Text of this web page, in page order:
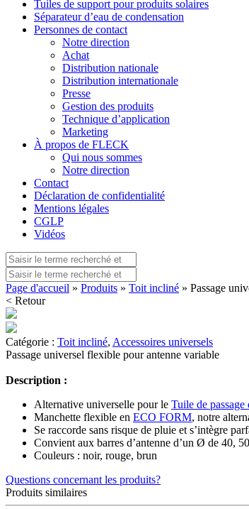
Tuiles de support pour produits solaires
Séparateur d’eau de condensation
Personnes de contact
Notre direction
Achat
Distribution nationale
Distribution internationale
Presse
Gestion des produits
Technique d’application
Marketing
À propos de FLECK
Qui nous sommes
Notre direction
Contact
Déclaration de confidentialité
Mentions légales
CGLP
Vidéos
Page d'accueil » Produits » Toit incliné » Passage
< Retour
Catégorie : Toit incliné, Accessoires universels
Passage universel flexible pour antenne variable
Description :
Alternative universelle pour le Tuile de passage
Manchette flexible en ECO FORM, notre
Se raccorde sans risque de pluie et s’intègre
Convient aux barres d’antenne d’un Ø de 40,
Couleurs : noir, rouge, brun
Questions concernant les produits?
Produits similaires